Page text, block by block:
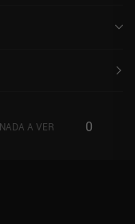
NADA A VER 0